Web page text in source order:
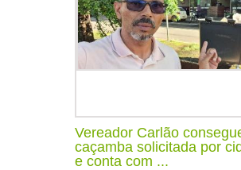
Vereador Carlão
caçamba solicitada por
e conta com ...